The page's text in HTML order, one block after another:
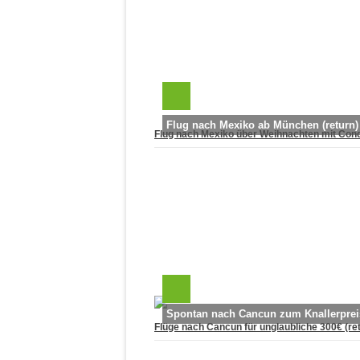
Flug nach Mexiko ab München (return)
Flug nach Mexiko über Weihnachten mit
Spontan nach Cancun zum
Flüge nach Cancun für unglaubliche 300€